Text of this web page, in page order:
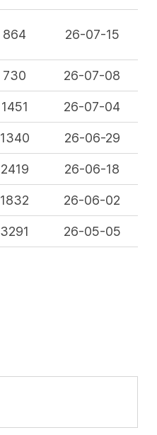
864 26-07-15
730 26-07-08
1451 26-07-04
1340 26-06-29
2419 26-06-18
1832 26-06-02
3291 26-05-05